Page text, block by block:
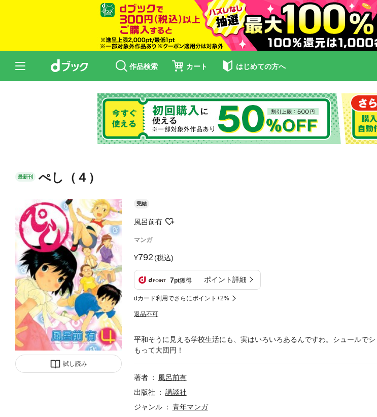
作品検索 カート はじめての方へ
最新刊 ぺし（４）
試し読み
完結
風呂前有
マンガ
792(税込)
7pt獲得 ポイント詳細
dカード利用でさらにポイント+2%
返品不可
平和そうに見える学校生活にも、実はいろいろあるんですわ。シュールで
もって大団円！
著者
風呂前有
出版社
講談社
ジャンル
青年マンガ